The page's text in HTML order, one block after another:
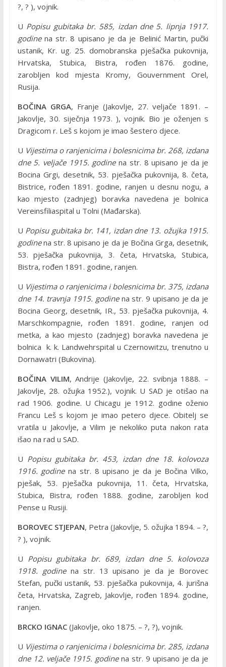
?, ? ), vojnik.
U Popisu gubitaka br. 585, izdan dne 5. lipnja 1917.
godinena str. 8 upisano je da je Belinić Martin, pučki
ustanik, Kr. ug. 25. domobranska pješačka pukovnija,
Hrvatska, Stubica, Bistra, rođen 1876. godine,
zarobljen kod mjesta Kromy, Gouvernment Orel,
Rusija.
BOČINA GRGA, Franje (Jakovlje, 27. veljače 1891. –
Jakovlje, 30. siječnja 1973. ), vojnik. Bio je oženjen s
Dragicom r. Leš s kojom je imao šestero djece.
U Vijestima o ranjenicima i bolesnicima br. 268, izdana
dne 5. veljače 1915. godinena str. 8 upisano je da je
Bocina Grgi, desetnik, 53. pješačka pukovnija, 8. četa,
Bistrice, rođen 1891. godine, ranjen u desnu nogu, a
kao mjesto (zadnjeg) boravka navedena je bolnica
Vereinsfiliaspital u Tolni (Mađarska).
U Popisu gubitaka br. 141, izdan dne 13. ožujka 1915.
godinena str. 8 upisano je da je Bočina Grga, desetnik,
53. pješačka pukovnija, 3. četa, Hrvatska, Stubica,
Bistra, rođen 1891. godine, ranjen.
U Vijestima o ranjenicima i bolesnicima br. 375, izdana
dne 14. travnja 1915. godinena str. 9 upisano je da je
Bocina Georg, desetnik, IR., 53. pješačka pukovnija, 4.
Marschkompagnie, rođen 1891. godine, ranjen od
metka, a kao mjesto (zadnjeg) boravka navedena je
bolnica k. k. Landwehrspital u Czernowitzu, trenutno u
Dornawatri (Bukovina).
BOČINA VILIM, Andrije (Jakovlje, 22. svibnja 1888. –
Jakovlje, 28. ožujka 1952.), vojnik. U SAD je otišao na
rad 1906. godine. U Chicagu je 1912. godine oženio
Francu Leš s kojom je imao petero djece. Obitelj se
vratila u Jakovlje, a Vilim je nekoliko puta nakon rata
išao na rad u SAD.
U Popisu gubitaka br. 453, izdan dne 18. kolovoza
1916. godinena str. 8 upisano je da je Bočina Vilko,
pješak, 53. pješačka pukovnija, 11. četa, Hrvatska,
Stubica, Bistra, rođen 1888. godine, zarobljen kod
Pense u Rusiji.
BOROVEC STJEPAN, Petra (Jakovlje, 5. ožujka 1894. – ?,
? ), vojnik.
U Popisu gubitaka br. 689, izdan dne 5. kolovoza
1918. godinena str. 13 upisano je da je Borovec
Stefan, pučki ustanik, 53. pješačka pukovnija, 4. jurišna
četa, Hrvatska, Zagreb, Jakovlje, rođen 1894. godine,
ranjen.
BRCKO IGNAC(Jakovlje, oko 1875. – ?, ?), vojnik.
U Vijestima o ranjenicima i bolesnicima br. 285, izdana
dne 12. veljače 1915. godinena str. 9 upisano je da je